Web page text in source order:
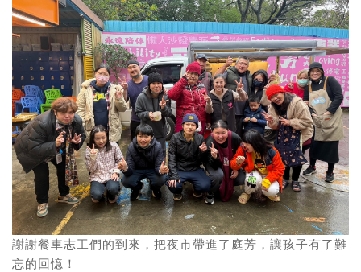
謝謝餐車志工們的到來，把夜市帶進了庭芳，讓孩子有了難
忘的回憶！